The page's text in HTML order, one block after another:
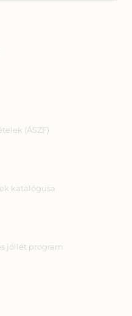
(ÁSZF)
katalógusa
jóllét program